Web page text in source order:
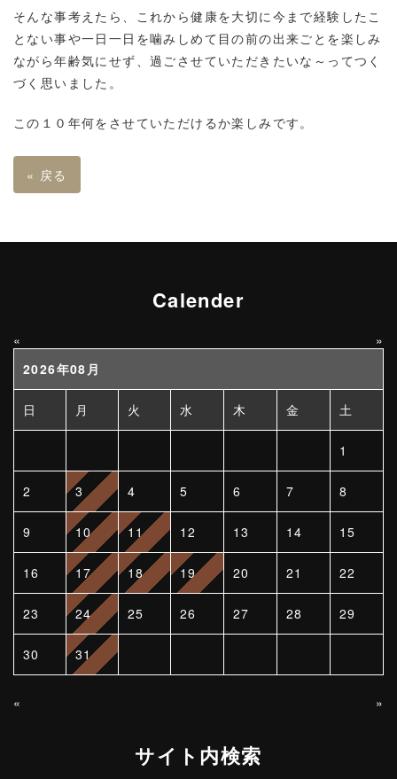
そんな事考えたら、これから健康を大切に今まで経験したこ
とない事や一日一日を噛みしめて目の前の出来ごとを楽しみ
ながら年齢気にせず、過ごさせていただきたいな～ってつく
づく思いました。
この１０年何をさせていただけるか楽しみです。
« 戻る
Calender
«
»
2026年08月
日 月 火 水 木 金 土
1
2 3 4 5 6 7 8
9 10 11 12 13 14 15
16 17 18 19 20 21 22
23 24 25 26 27 28 29
30 31
« »
サイト内検索